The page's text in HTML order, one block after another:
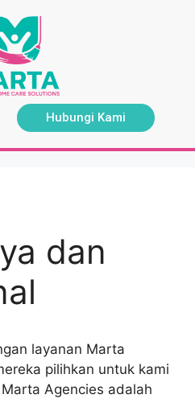
Hubungi Kami
dan
layanan Marta
pilihkan untuk kami
Agencies adalah